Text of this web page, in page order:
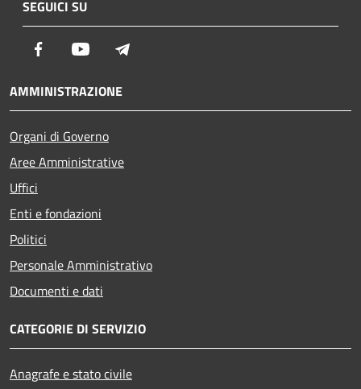
SEGUICI SU
Facebook Youtube
AMMINISTRAZIONE
Organi di Governo
Aree Amministrative
Uffici
Enti e fondazioni
Politici
Personale Amministrativo
Documenti e dati
CATEGORIE DI SERVIZIO
Anagrafe e stato civile